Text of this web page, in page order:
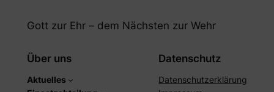
Gott zur Ehr – dem Nächsten zur Wehr
Über uns
Aktuelles
Datenschutz
Datenschutzerklärung